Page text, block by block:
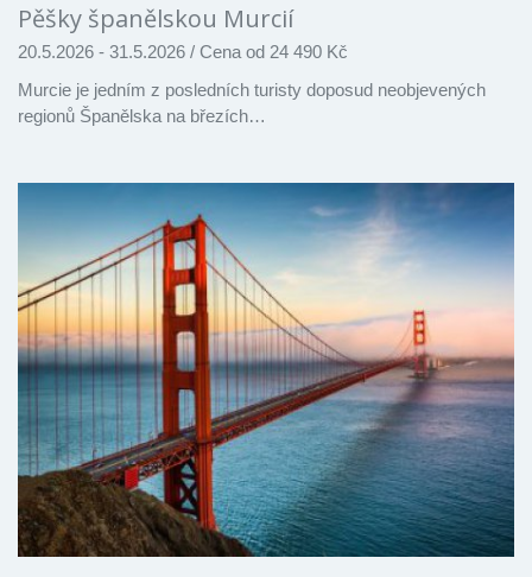
Pěšky španělskou Murcií
20.5.2026 - 31.5.2026 / Cena od 24 490 Kč
Murcie je jedním z posledních turisty doposud neobjevených
regionů Španělska na březích…